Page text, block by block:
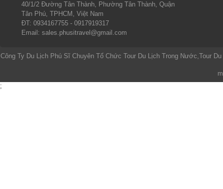
40/1/2 Đường Tân Thành, Phường Tân Thành, Quận
Tân Phú, TPHCM, Việt Nam
ĐT: 0934167755 - 0917919317
Email: sales.phusitravel@gmail.com
Công Ty Du Lịch Phú Sĩ Chuyên Tổ Chức Tour Du Lịch Trong Nước,Tour
;